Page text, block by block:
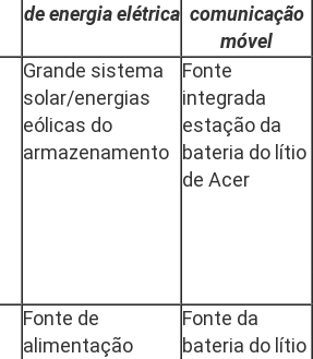
de energia elétrica comunicação
móvel
Grande sistema
solar/energias
eólicas do
armazenamento
Fonte
integrada
estação da
bateria do lítio
de Acer
Fonte de
alimentação
Fonte da
bateria do lítio